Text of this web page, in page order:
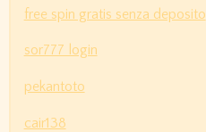
free spin gratis senza deposito
sor777 login
pekantoto
cair138